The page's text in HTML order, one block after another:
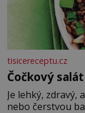
tisicereceptu.cz
Čočkový
Je lehký, zdravý,
nebo čerstvou